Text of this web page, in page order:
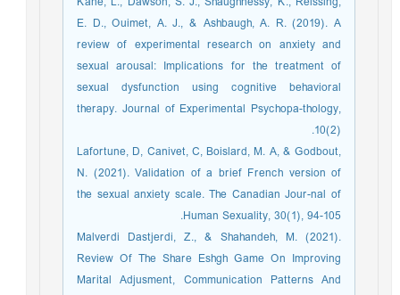
E. D., Ouimet, A. J., & Ashbaugh, A. R. (2019). A
review of experimental research on anxiety and
sexual arousal: Implications for the treatment of
sexual dysfunction using cognitive behavioral
therapy. Journal of Experimental Psychopa-thology,
10(2).
Lafortune, D, Canivet, C, Boislard, M. A, & Godbout,
N. (2021). Validation of a brief French version of
the sexual anxiety scale. The Canadian Jour-nal of
Human Sexuality, 30(1), 94-105.
Malverdi Dastjerdi, Z., & Shahandeh, M. (2021).
Review Of The Share Eshgh Game On Improving
Marital Adjusment, Communication Patterns And